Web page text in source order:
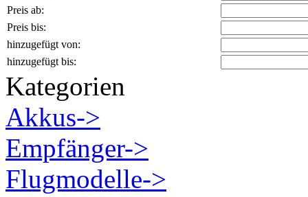
Preis ab:
Preis bis:
hinzugefügt von:
hinzugefügt bis:
Kategorien
Akkus->
Empfänger->
Flugmodelle->